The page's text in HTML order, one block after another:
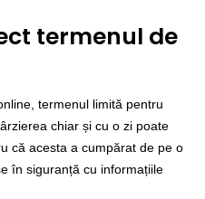
termenul de
termenul limită pentru
chiar și cu o zi poate
că acesta a cumpărat de pe o
în siguranță cu informațiile